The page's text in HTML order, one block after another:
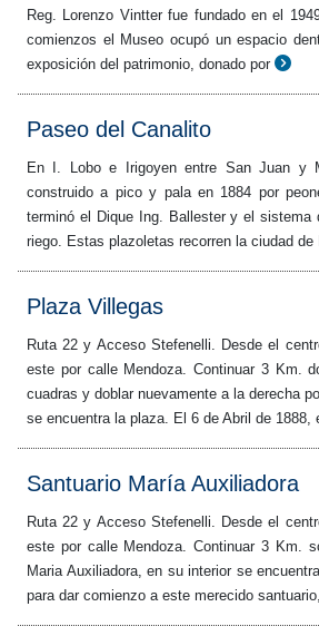
Reg. Lorenzo Vintter fue fundado en el
comienzos el Museo ocupó un espacio
exposición del patrimonio, donado por
Paseo del Canalito
En I. Lobo e Irigoyen entre San Juan y
construido a pico y pala en 1884 por
terminó el Dique Ing. Ballester y el
riego. Estas plazoletas recorren la ciudad
Plaza Villegas
Ruta 22 y Acceso Stefenelli. Desde el
este por calle Mendoza. Continuar 3 Km.
cuadras y doblar nuevamente a la derecha
se encuentra la plaza. El 6 de Abril de 1888,
Santuario María Auxiliadora
Ruta 22 y Acceso Stefenelli. Desde el
este por calle Mendoza. Continuar 3 Km.
Maria Auxiliadora, en su interior se
para dar comienzo a este merecido